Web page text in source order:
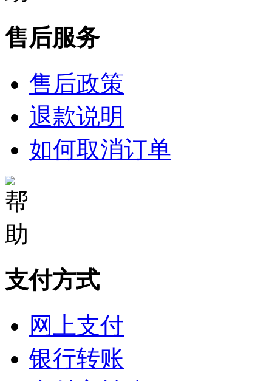
售后服务
售后政策
退款说明
如何取消订单
支付方式
网上支付
银行转账